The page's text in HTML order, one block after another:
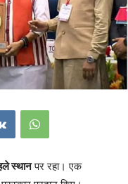
स्थानपर रहा। एक